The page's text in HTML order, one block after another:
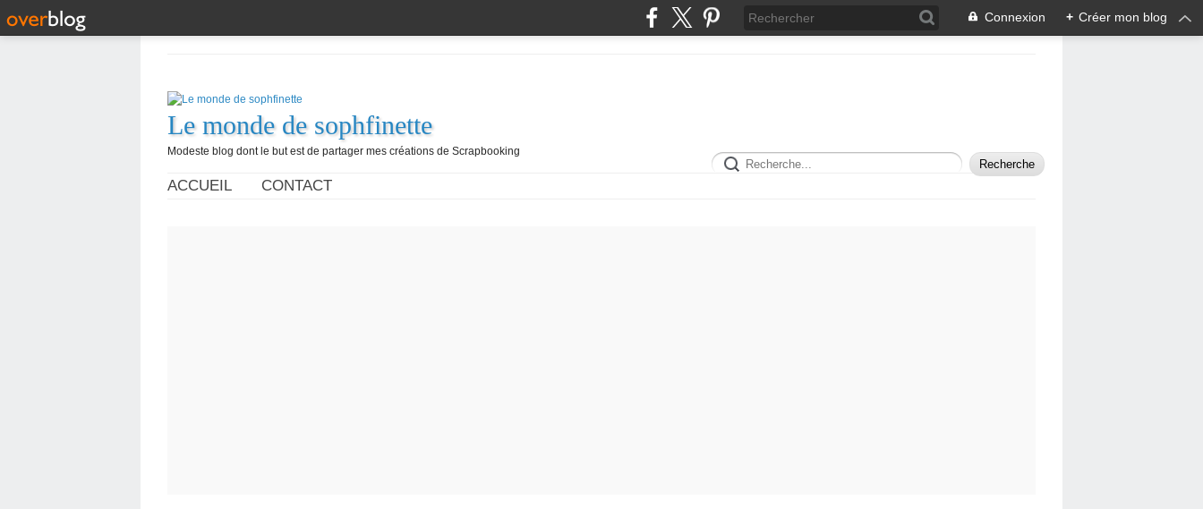
Connexion + Créer mon blog
Le monde de sophfinette
Modeste blog dont le but est de partager mes créations de Scrapbooking
ACCUEIL CONTACT